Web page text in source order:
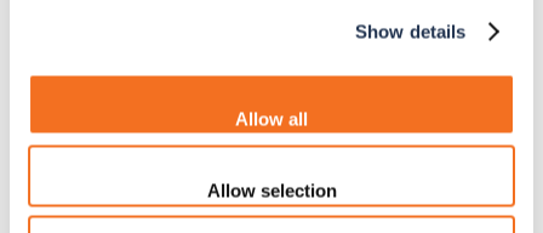
Show details
Allow all
Allow selection
Taggar
Halvledarföretag,